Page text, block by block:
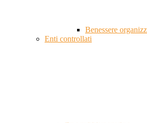
Benessere
Enti controllati